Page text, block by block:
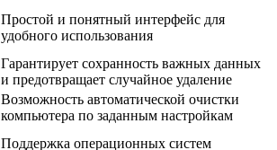
Простой и понятный интерфейс для
удобного использования
Гарантирует сохранность важных данных
и предотвращает случайное удаление
Возможность автоматической очистки
компьютера по заданным настройкам
Поддержка операционных систем